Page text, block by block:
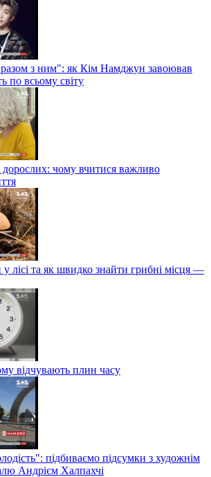
разом з ним": як Кім Намджун завоював
по всьому світу
чому вчитися важливо
лісі та як швидко знайти грибні місця —
відчувають плин часу
підбиваємо підсумки з художнім
Андрієм Халпахчі